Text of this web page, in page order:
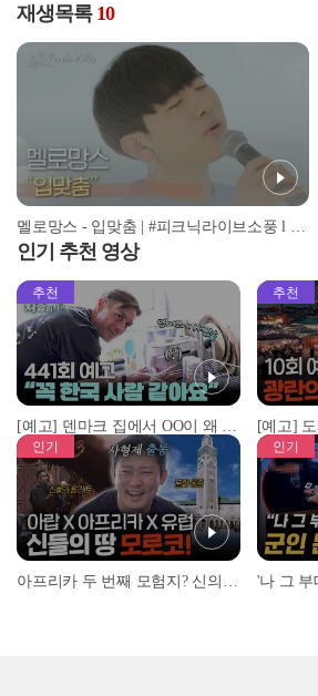
재생목록 10
멜로망스 - 입맞춤 | #피크닉라이브소풍 l EP.85
인기 추천 영상
추천
[예고] 덴마크 집에서 OO이 왜 나와...? 이상할 정도로 한국을 사랑하는 우리 형을 제보합니다!
추천
인기 인기